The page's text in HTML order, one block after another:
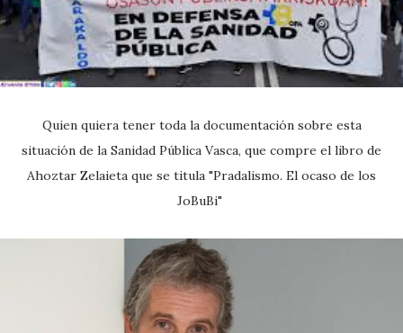
Quien quiera tener toda la documentación sobre esta
situación de la Sanidad Pública Vasca, que compre el libro de
Ahoztar Zelaieta que se titula "Pradalismo. El ocaso de los
JoBuBi"